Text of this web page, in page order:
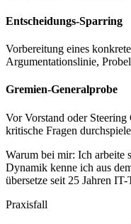
Entscheidungs-Sparring
Vorbereitung eines
Argumentationslinie,
Gremien-Generalprobe
Vor Vorstand oder Steering
kritische Fragen
Warum bei mir: Ich arbeite
Dynamik kenne ich aus
übersetze seit 25 Jahren
Praxisfall